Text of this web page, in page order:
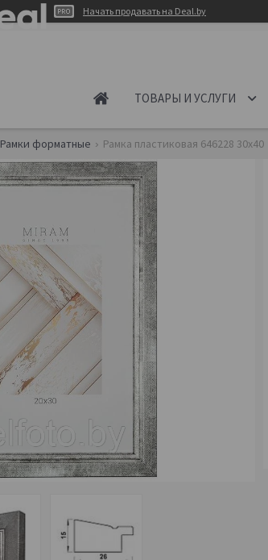
Начать продавать на Deal.by
ТОВАРЫ И УСЛУГИ
Рамки форматные Рамка пластиковая 646228 30х40